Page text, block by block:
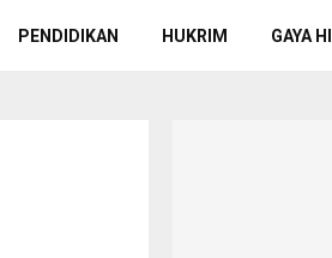
PENDIDIKAN HUKRIM GAYA